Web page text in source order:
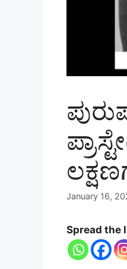
January 16,
Spread the